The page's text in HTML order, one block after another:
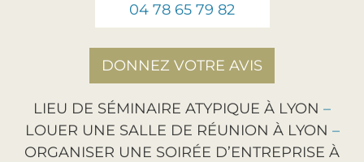
04 78 65 79 82
DONNEZ VOTRE AVIS
LIEU DE SÉMINAIRE ATYPIQUE À LYON –
LOUER UNE SALLE DE RÉUNION À LYON –
ORGANISER UNE SOIRÉE D’ENTREPRISE À